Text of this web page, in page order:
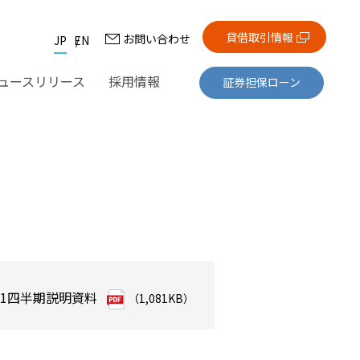
JP EN お問い合わせ 貸借取引情報
ースリリース 採用情報 証券担保ローン
四半期説明資料 （1,081KB）